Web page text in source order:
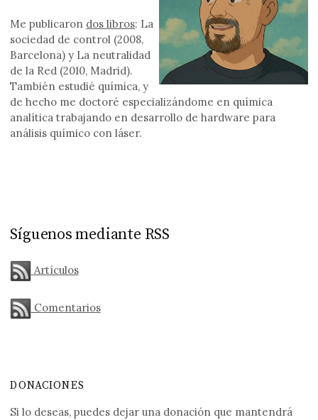
Me publicaron dos libros: La
sociedad de control (2008,
Barcelona) y La neutralidad
de la Red (2010, Madrid).
También estudié química, y
de hecho me doctoré especializándome en química
analítica trabajando en desarrollo de hardware para
análisis químico con láser.
Síguenos mediante RSS
Artículos
Comentarios
DONACIONES
Si lo deseas, puedes dejar una donación que mantendrá